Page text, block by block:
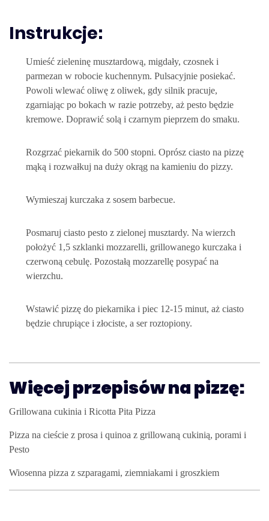
Instrukcje:
Umieść zieleninę musztardową, migdały, czosnek i
parmezan w robocie kuchennym. Pulsacyjnie posiekać.
Powoli wlewać oliwę z oliwek, gdy silnik pracuje,
zgarniając po bokach w razie potrzeby, aż pesto będzie
kremowe. Doprawić solą i czarnym pieprzem do smaku.
Rozgrzać piekarnik do 500 stopni. Oprósz ciasto na pizzę
mąką i rozwałkuj na duży okrąg na kamieniu do pizzy.
Wymieszaj kurczaka z sosem barbecue.
Posmaruj ciasto pesto z zielonej musztardy. Na wierzch
położyć 1,5 szklanki mozzarelli, grillowanego kurczaka i
czerwoną cebulę. Pozostałą mozzarellę posypać na
wierzchu.
Wstawić pizzę do piekarnika i piec 12-15 minut, aż ciasto
będzie chrupiące i złociste, a ser roztopiony.
Więcej przepisów na pizzę:
Grillowana cukinia i Ricotta Pita Pizza
Pizza na cieście z prosa i quinoa z grillowaną cukinią, porami i
Pesto
Wiosenna pizza z szparagami, ziemniakami i groszkiem